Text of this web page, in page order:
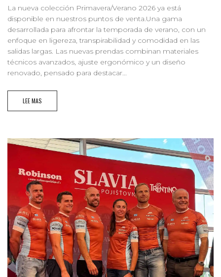
La nueva colección Primavera/Verano 2026 ya está
disponible en nuestros puntos de venta.Una gama
desarrollada para afrontar la temporada de verano, con un
enfoque en ligereza, transpirabilidad y comodidad en las
salidas largas. Las nuevas prendas combinan materiales
técnicos avanzados, ajuste ergonómico y un diseño
renovado, pensado para destacar...
LEE MAS